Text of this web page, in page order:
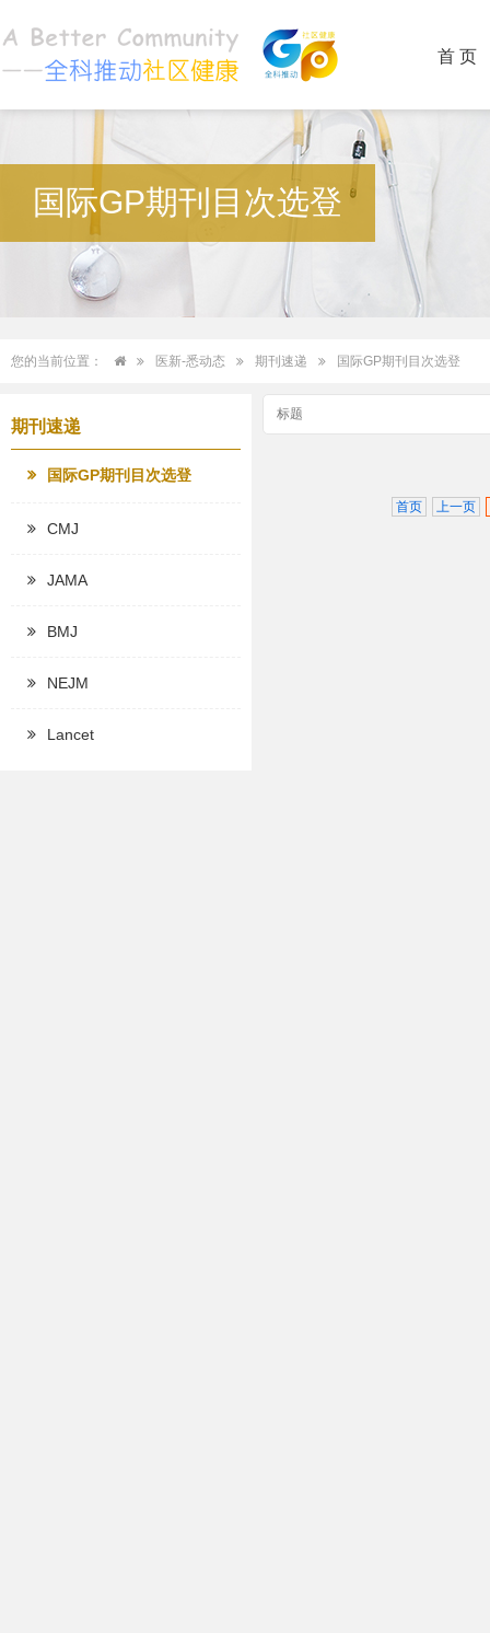
首 页
国际GP期刊目次选登
您的当前位置： 医新-悉动态 期刊速递 国际GP期刊目次选登
期刊速递
国际GP期刊目次选登
CMJ
JAMA
BMJ
NEJM
Lancet
首页 上一页